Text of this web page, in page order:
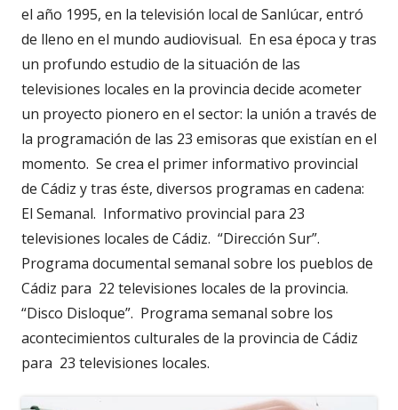
el año 1995, en la televisión local de Sanlúcar, entró
de lleno en el mundo audiovisual. En esa época y tras
un profundo estudio de la situación de las
televisiones locales en la provincia decide acometer
un proyecto pionero en el sector: la unión a través de
la programación de las 23 emisoras que existían en el
momento. Se crea el primer informativo provincial
de Cádiz y tras éste, diversos programas en cadena:
El Semanal. Informativo provincial para 23
televisiones locales de Cádiz. “Dirección Sur”.
Programa documental semanal sobre los pueblos de
Cádiz para 22 televisiones locales de la provincia.
“Disco Disloque”. Programa semanal sobre los
acontecimientos culturales de la provincia de Cádiz
para 23 televisiones locales.